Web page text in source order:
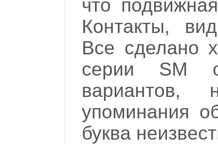
что
Контакты,
Все сделано
серии SM
упоминания
буква